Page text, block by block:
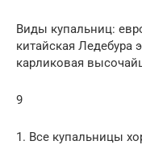
Виды купальниц:
китайская Ледебура
карликовая
9
1. Все купальницы